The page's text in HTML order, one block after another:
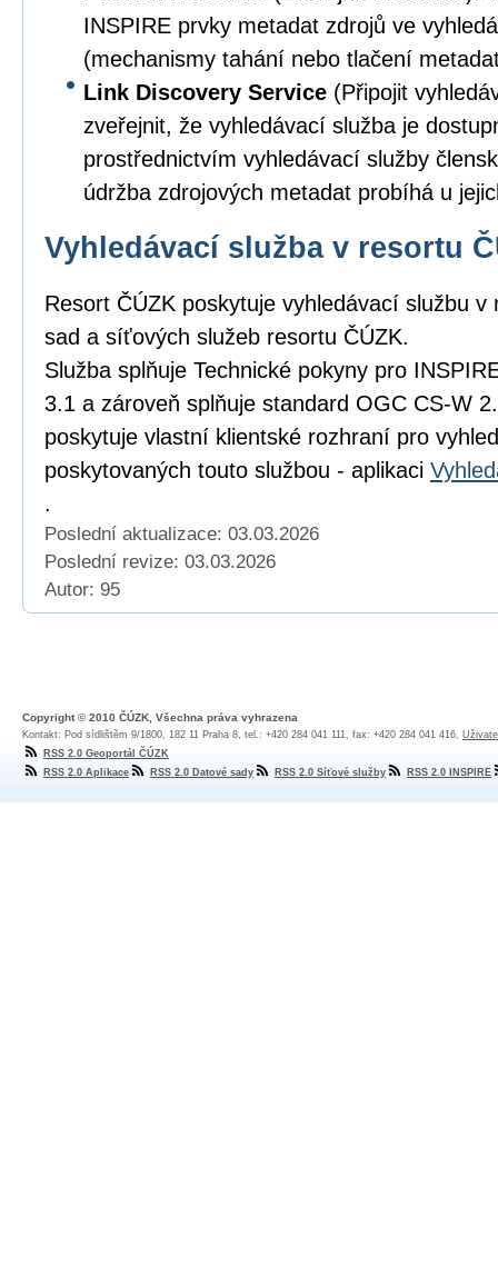
INSPIRE prvky metadat zdrojů ve
(mechanismy tahání nebo tlačení
Link Discovery Service (Připojit
zveřejnit, že vyhledávací služba je
prostřednictvím vyhledávací služby
údržba zdrojových metadat probíhá u
Vyhledávací služba v resortu
Resort ČÚZK poskytuje vyhledávací službu v
sad a síťových služeb resortu ČÚZK.
Služba splňuje Technické pokyny pro
3.1 a zároveň splňuje standard OGC CS-W
poskytuje vlastní klientské rozhraní pro
poskytovaných touto službou - aplikaci
.
Poslední aktualizace: 03.03.2026
Poslední revize: 03.03.2026
Autor: 95
Copyright © 2010 ČÚZK, Všechna práva vyhrazena
Kontakt: Pod sídlištěm 9/1800, 182 11 Praha 8, tel.: +420 284 041 111, fax: +420 284 041 416,
RSS 2.0 Geoportál ČÚZK
RSS 2.0 Aplikace
RSS 2.0 Datové sady RSS 2.0 Síťové služby RSS 2.0 INSPIRE